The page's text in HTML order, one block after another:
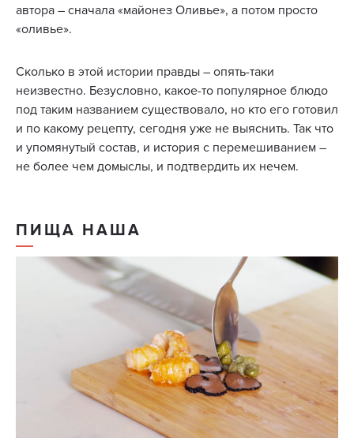
автора – сначала «майонез Оливье», а потом просто
«оливье».
Сколько в этой истории правды – опять-таки
неизвестно. Безусловно, какое-то популярное блюдо
под таким названием существовало, но кто его готовил
и по какому рецепту, сегодня уже не выяснить. Так что
и упомянутый состав, и история с перемешиванием –
не более чем домыслы, и подтвердить их нечем.
ПИЩА НАША